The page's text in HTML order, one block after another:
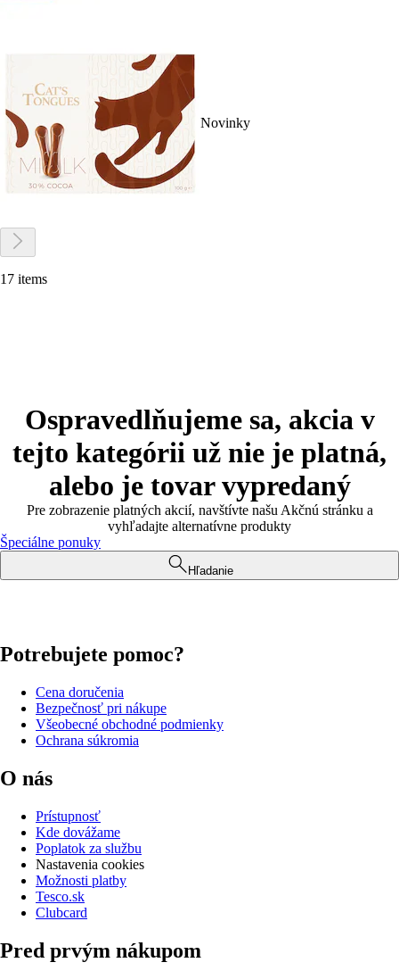
Novinky
17 items
Ospravedlňujeme sa, akcia v
tejto kategórii už nie je platná,
alebo je tovar vypredaný
Pre zobrazenie platných akcií, navštívte našu Akčnú stránku a
vyhľadajte alternatívne produkty
Špeciálne ponuky
Hľadanie
Potrebujete pomoc?
Cena doručenia
Bezpečnosť pri nákupe
Všeobecné obchodné podmienky
Ochrana súkromia
O nás
Prístupnosť
Kde dovážame
Poplatok za službu
Nastavenia cookies
Možnosti platby
Tesco.sk
Clubcard
Pred prvým nákupom